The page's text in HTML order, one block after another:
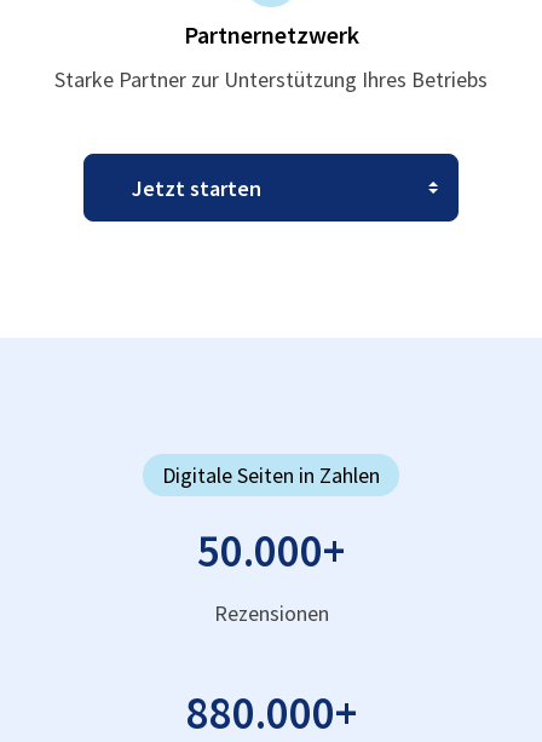
Partnernetzwerk
Starke Partner zur Unterstützung Ihres Betriebs
Digitale Seiten in Zahlen
50.000+
Rezensionen
880.000+